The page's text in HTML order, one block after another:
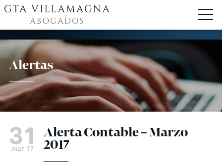
Alertas
31
mar 17
Alerta Contable – Marzo
2017